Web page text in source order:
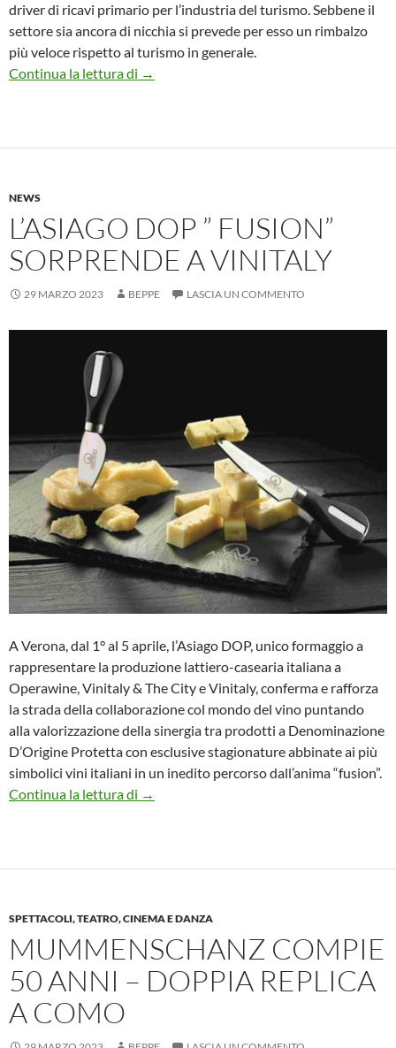
driver di ricavi primario per l’industria del turismo. Sebbene il
settore sia ancora di nicchia si prevede per esso un rimbalzo
più veloce rispetto al turismo in generale.
Continua la lettura di ENIT, L’ITALIA COME DIAMANTE META
→
NEWS
L’ASIAGO DOP ” FUSION”
SORPRENDE A VINITALY
29 MARZO 2023 BEPPE LASCIA UN COMMENTO
A Verona, dal 1° al 5 aprile, l’Asiago DOP, unico formaggio a
rappresentare la produzione lattiero-casearia italiana a
Operawine, Vinitaly & The City e Vinitaly, conferma e rafforza
la strada della collaborazione col mondo del vino puntando
alla valorizzazione della sinergia tra prodotti a Denominazione
D’Origine Protetta con esclusive stagionature abbinate ai più
simbolici vini italiani in un inedito percorso dall’anima “fusion”.
Continua la lettura di L’Asiago DOP ” fusion” sorprende a
→
SPETTACOLI, TEATRO, CINEMA E DANZA
MUMMENSCHANZ COMPIE
50 ANNI – DOPPIA REPLICA
A COMO